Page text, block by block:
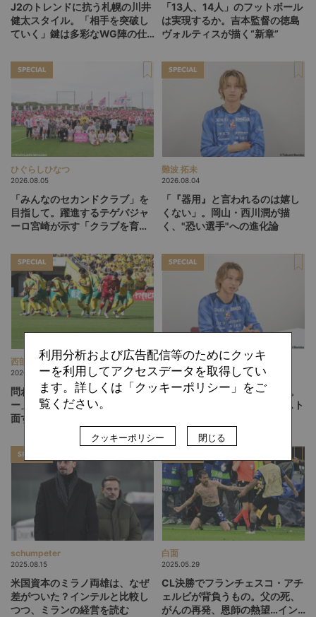
J2のトレンドに抗う札幌の川井
健太スタイル。「相手を突破し
ていく」鍵は多彩なWG陣の仕
「13人、14人」のフットボール
は実現するか。吉本監督の徳島
ヴォルティスが描く“新章”
SPECIAL
ひぐらしひなつ
2026.08.05
「みんなのセカンドクラブ」を
目指して。躍進するテゲバジャ
ーロ宮崎が示す「クラブを育て
SPECIAL
難波 拓未
2026.08.04
「『器用』と言われるのは嬉し
くない」。岡山・西川潤が描
く、"恐い選手"への進化論
SPECIAL
西部 謙司
2026.08.03
問われる「自分たちのサッカ
ー」。J1に挑むジェフ千葉が直
面する試練
SPECIAL
難波 拓未
2026.08.03
「一番いいルートが見える」。
岡山・西川潤が語る、“アシスト
SPECIAL
schumpeter
2025.08.15
米国資本のミラノ両雄は、なぜ
差がついた？インテルと比較し
つつ、ミランの経営を読む
白面
2025.05.29
CL決勝でフランチェスコ・アチ
ェルビが背負うもの。父の死、
がんの再発、恩師の熱望…イン
利用分析および広告配信等のためにクッキ
ーを利用してアクセスデータを取得してい
ます。詳しくは「クッキーポリシー」をご
覧ください。
クッキーポリシー 閉じる